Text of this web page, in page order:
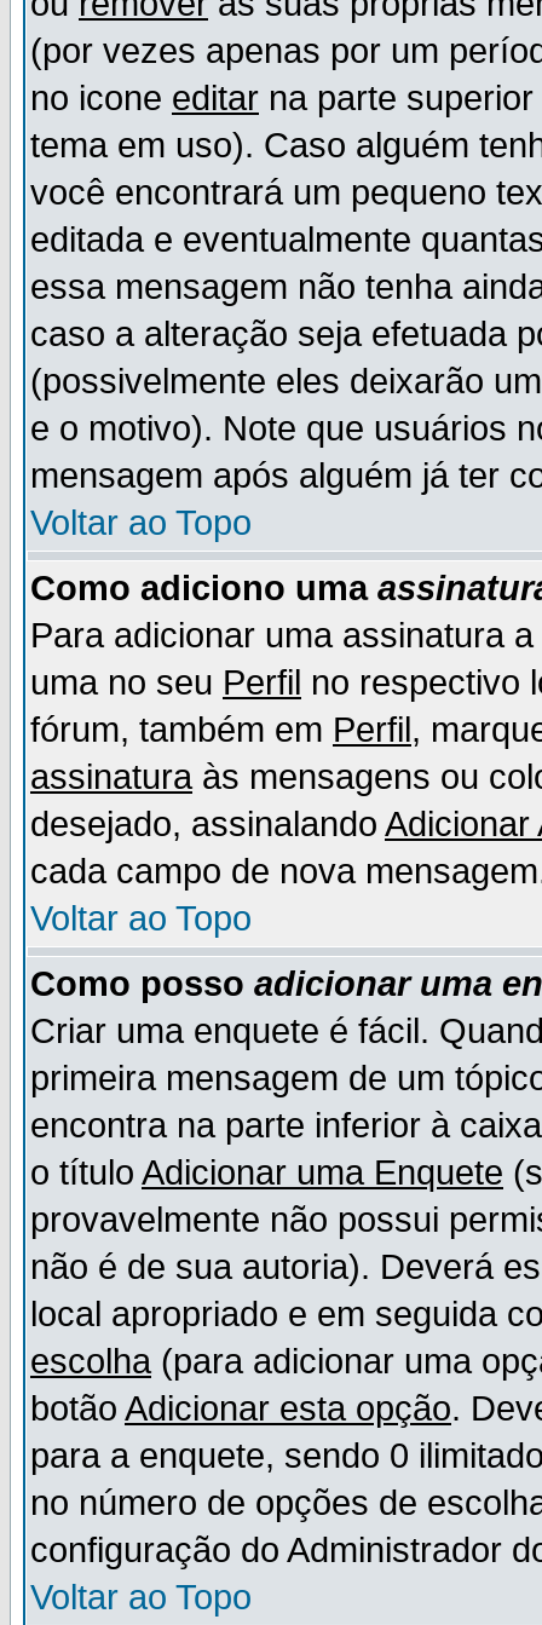
(por vezes apenas por um
no icone editar na parte
tema em uso). Caso alguém
você encontrará um pequeno
editada e eventualmente
essa mensagem não tenha
caso a alteração seja efetuada
(possivelmente eles deixarão
e o motivo). Note que usuários
mensagem após alguém já ter
Voltar ao Topo
Como adiciono uma
Para adicionar uma assinatura
uma no seu Perfil no respectivo
fórum, também em Perfil,
assinaturaàs mensagens ou
desejado, assinalando Adicionar
cada campo de nova
Voltar ao Topo
Como posso adicionar uma
Criar uma enquete é fácil.
primeira mensagem de um
encontra na parte inferior à
o título Adicionar uma Enquete
provavelmente não possui
não é de sua autoria). Deverá
local apropriado e em seguida
escolha (para adicionar uma
botão Adicionar esta opção.
para a enquete, sendo 0
no número de opções de
configuração do Administrador
Voltar ao Topo